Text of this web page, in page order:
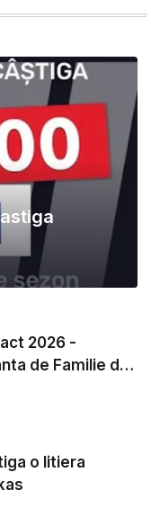
2026 -
de Familie de
o litiera